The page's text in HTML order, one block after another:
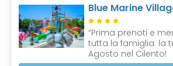
Blue Marine
“Prima prenoti e
tutta la famiglia: la
Agosto nel Cilento!